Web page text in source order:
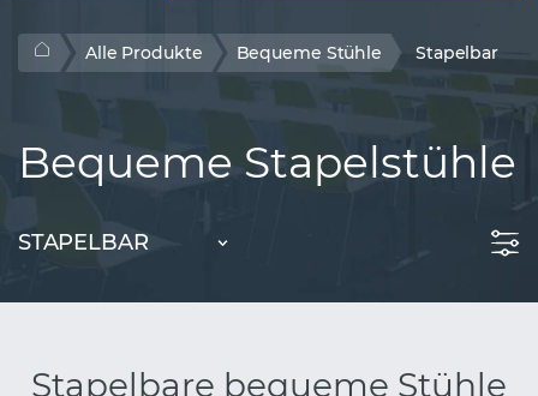
Alle Produkte Bequeme Stühle Stapelbar
Bequeme Stapelstühle
STAPELBAR
Stapelbare bequeme Stühle